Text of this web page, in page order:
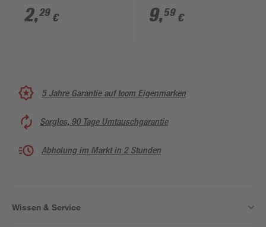
90 mm
2,29 € 9,59 €
5 Jahre Garantie auf toom Eigenmarken
Sorglos, 90 Tage Umtauschgarantie
Abholung im Markt in 2 Stunden
Wissen & Service